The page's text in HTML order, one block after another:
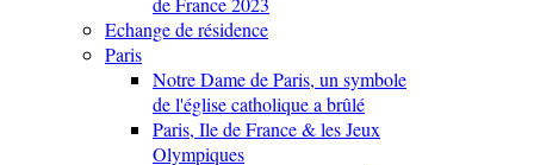
Echange de résidence
Paris
Notre Dame de Paris, un symbole
de l'église catholique a brûlé
Paris, Ile de France & les Jeux
Olympiques